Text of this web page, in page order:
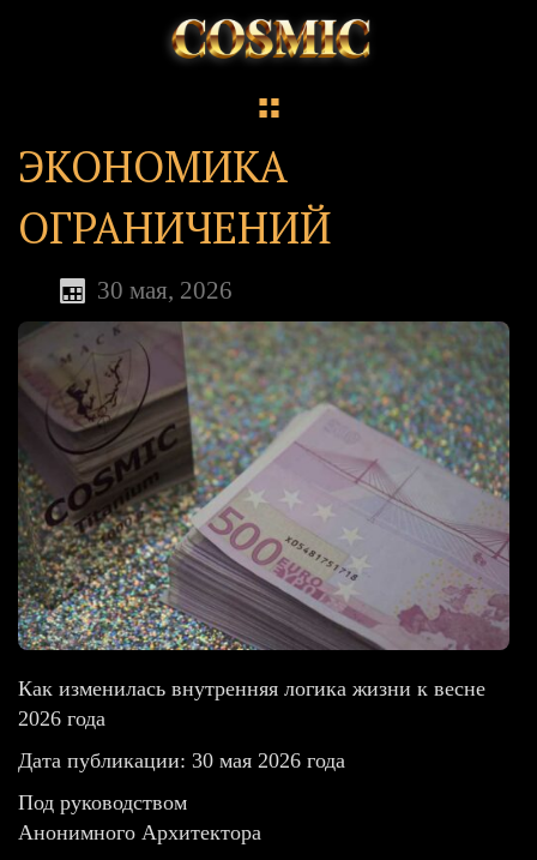
ЭКОНОМИКА
ОГРАНИЧЕНИЙ
30 мая, 2026
Как изменилась внутренняя логика жизни к весне
2026 года
Дата публикации: 30 мая 2026 года
Под руководством
Анонимного Архитектора